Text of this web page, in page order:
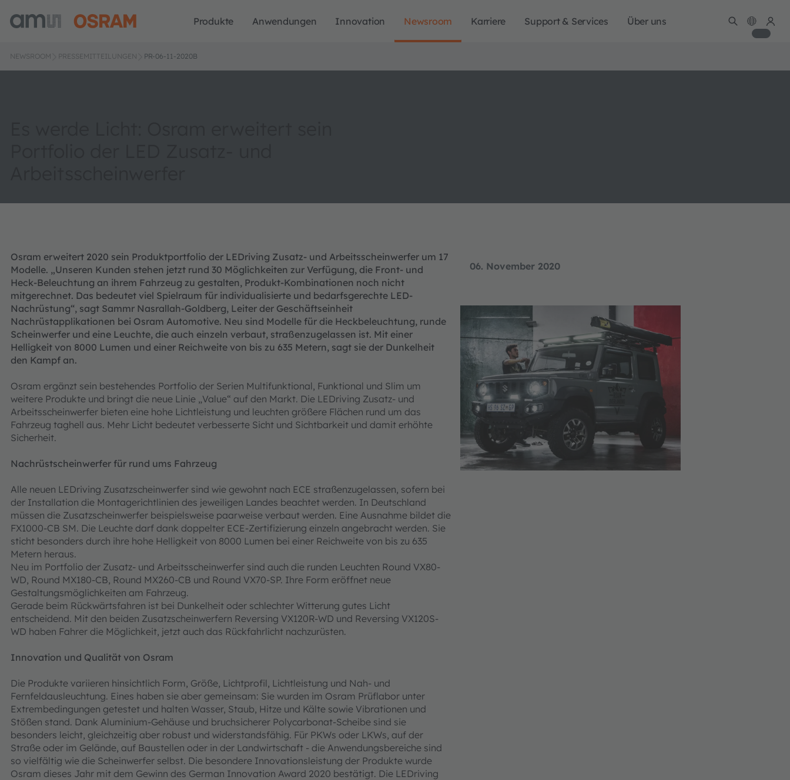
Produkte Anwendungen Innovation Newsroom Karriere Support & Services Über uns
NEWSROOM PRESSEMITTEILUNGEN PR-06-11-2020B
06. November 2020
Osram erweitert 2020 sein Produktportfolio der LEDriving Zusatz- und Arbeitsscheinwerfer um 17
Modelle. „Unseren Kunden stehen jetzt rund 30 Möglichkeiten zur Verfügung, die Front- und
Heck-Beleuchtung an ihrem Fahrzeug zu gestalten, Produkt-Kombinationen noch nicht
mitgerechnet. Das bedeutet viel Spielraum für individualisierte und bedarfsgerechte LED-
Nachrüstung“, sagt Sammr Nasrallah-Goldberg, Leiter der Geschäftseinheit
Nachrüstapplikationen bei Osram Automotive. Neu sind Modelle für die Heckbeleuchtung, runde
Scheinwerfer und eine Leuchte, die auch einzeln verbaut, straßenzugelassen ist. Mit einer
Helligkeit von 8000 Lumen und einer Reichweite von bis zu 635 Metern, sagt sie der Dunkelheit
den Kampf an.
Osram ergänzt sein bestehendes Portfolio der Serien Multifunktional, Funktional und Slim um
weitere Produkte und bringt die neue Linie „Value“ auf den Markt. Die LEDriving Zusatz- und
Arbeitsscheinwerfer bieten eine hohe Lichtleistung und leuchten größere Flächen rund um das
Fahrzeug taghell aus. Mehr Licht bedeutet verbesserte Sicht und Sichtbarkeit und damit erhöhte
Sicherheit.
Nachrüstscheinwerfer für rund ums Fahrzeug
Alle neuen LEDriving Zusatzscheinwerfer sind wie gewohnt nach ECE straßenzugelassen, sofern bei
der Installation die Montagerichtlinien des jeweiligen Landes beachtet werden. In Deutschland
müssen die Zusatzscheinwerfer beispielsweise paarweise verbaut werden. Eine Ausnahme bildet die
FX1000-CB SM. Die Leuchte darf dank doppelter ECE-Zertifizierung einzeln angebracht werden. Sie
sticht besonders durch ihre hohe Helligkeit von 8000 Lumen bei einer Reichweite von bis zu 635
Metern heraus.
Neu im Portfolio der Zusatz- und Arbeitsscheinwerfer sind auch die runden Leuchten Round VX80-
WD, Round MX180-CB, Round MX260-CB und Round VX70-SP. Ihre Form eröffnet neue
Gestaltungsmöglichkeiten am Fahrzeug.
Gerade beim Rückwärtsfahren ist bei Dunkelheit oder schlechter Witterung gutes Licht
entscheidend. Mit den beiden Zusatzscheinwerfern Reversing VX120R-WD und Reversing VX120S-
WD haben Fahrer die Möglichkeit, jetzt auch das Rückfahrlicht nachzurüsten.
Innovation und Qualität von Osram
Die Produkte variieren hinsichtlich Form, Größe, Lichtprofil, Lichtleistung und Nah- und
Fernfeldausleuchtung. Eines haben sie aber gemeinsam: Sie wurden im Osram Prüflabor unter
Extrembedingungen getestet und halten Wasser, Staub, Hitze und Kälte sowie Vibrationen und
Stößen stand. Dank Aluminium-Gehäuse und bruchsicherer Polycarbonat-Scheibe sind sie
besonders leicht, gleichzeitig aber robust und widerstandsfähig. Für PKWs oder LKWs, auf der
Straße oder im Gelände, auf Baustellen oder in der Landwirtschaft - die Anwendungsbereiche sind
so vielfältig wie die Scheinwerfer selbst. Die besondere Innovationsleistung der Produkte wurde
Osram dieses Jahr mit dem Gewinn des German Innovation Award 2020 bestätigt. Die LEDriving